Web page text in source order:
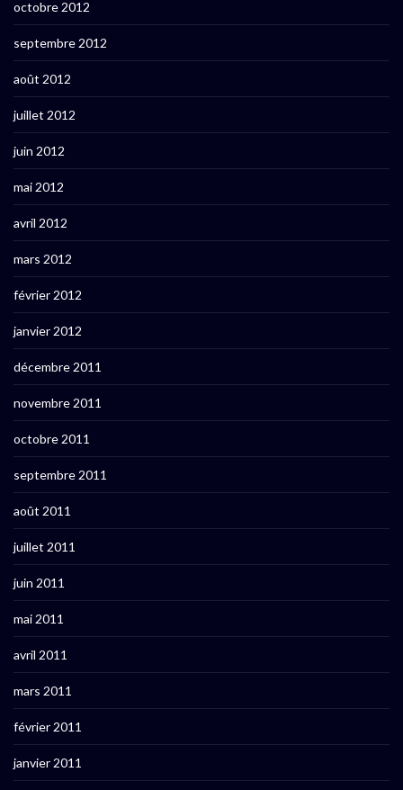
octobre 2012
septembre 2012
août 2012
juillet 2012
juin 2012
mai 2012
avril 2012
mars 2012
février 2012
janvier 2012
décembre 2011
novembre 2011
octobre 2011
septembre 2011
août 2011
juillet 2011
juin 2011
mai 2011
avril 2011
mars 2011
février 2011
janvier 2011